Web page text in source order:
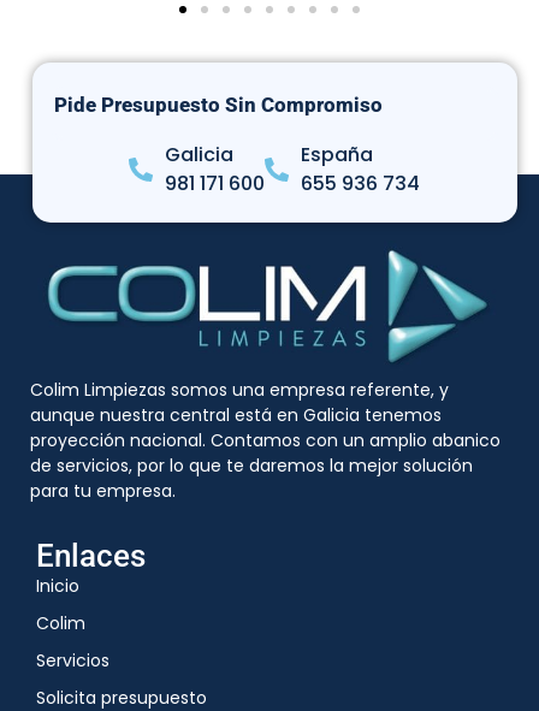
Pide Presupuesto Sin Compromiso
Galicia
981 171 600
España
655 936 734
Colim Limpiezas somos una empresa referente, y
aunque nuestra central está en Galicia tenemos
proyección nacional. Contamos con un amplio abanico
de servicios, por lo que te daremos la mejor solución
para tu empresa.
Enlaces
Inicio
Colim
Servicios
Solicita presupuesto